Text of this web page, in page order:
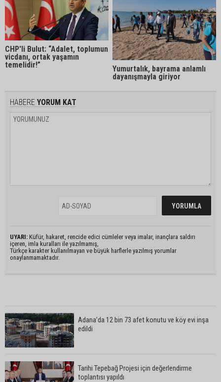
CHP'li Bulut: “Adalet, toplumun
vicdanı, ortak yaşamın
temelidir!”
Yumurtalık, bayrama anlamlı
dayanışmayla giriyor
HABERE YORUM KAT
UYARI: Küfür, hakaret, rencide edici cümleler veya imalar, inançlara saldırı
içeren, imla kuralları ile yazılmamış,
Türkçe karakter kullanılmayan ve büyük harflerle yazılmış yorumlar
onaylanmamaktadır.
Adana’da 12 bin 73 afet konutu ve köy evi inşa
edildi
Tarihi Tepebağ Projesi için değerlendirme
toplantısı yapıldı